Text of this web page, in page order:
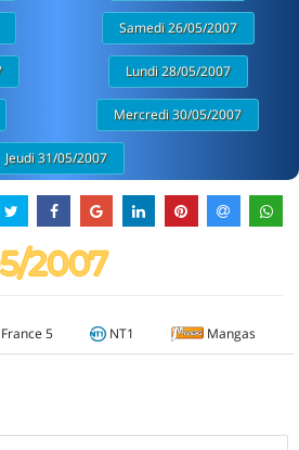
Samedi 26/05/2007
Lundi 28/05/2007
Mercredi 30/05/2007
Jeudi 31/05/2007
2007
France 5 NT1 Mangas